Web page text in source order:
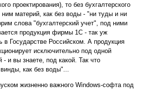
проектирования), то без бухгалтерского
материй, как без воды - "ни туды и ни
слова "бухгалтерский учет", под ними
продукция фирмы 1C - так уж
в Государстве Российском. А продукция
исключительно под одной
- и вы знаете, под какой. Так что
как без воды"...
жизненно важного Windows-софта под